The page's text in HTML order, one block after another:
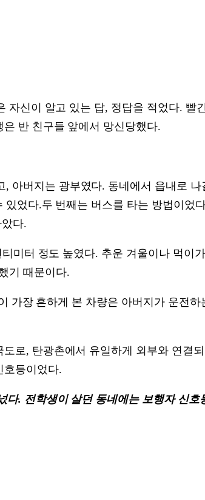
자신이 알고 있는 답, 정답을 적었다. 빨
반 친구들 앞에서 망신당했다.
아버지는 광부였다. 동네에서 읍내로 나
었다.두 번째는 버스를 타는 방법이었
다.
미터 정도 높였다. 추운 겨울이나 먹이
기 때문이다.
가장 흔하게 본 차량은 아버지가 운전하
로, 탄광촌에서 유일하게 외부와 연결
호등이었다.
. 전학생이 살던 동네에는 보행자 신호